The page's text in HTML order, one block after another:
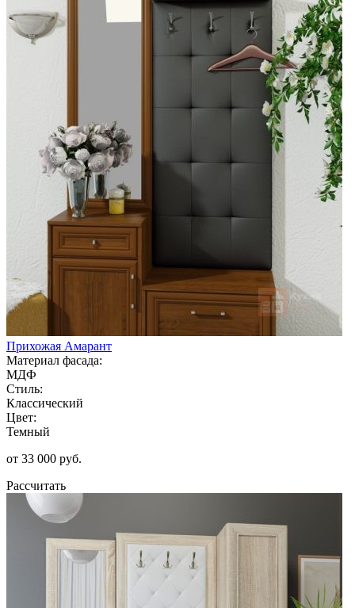
Прихожая Амарант
Материал фасада:
МДФ
Стиль:
Классический
Цвет:
Темный
от 33 000 руб.
Рассчитать